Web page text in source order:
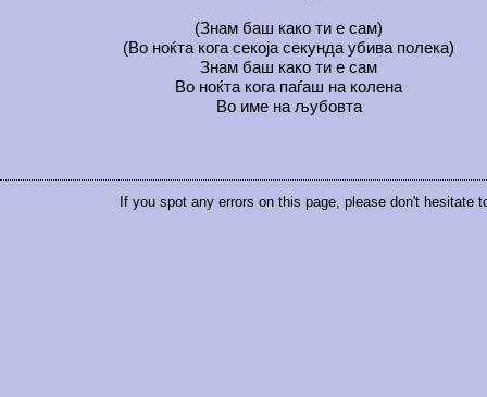
(Знам баш како ти е сам)
(Во ноќта кога секоја секунда убива полека)
Знам баш како ти е сам
Во ноќта кога паѓаш на колена
Во име на љубовта
If you spot any errors on this page, please don't hesitate